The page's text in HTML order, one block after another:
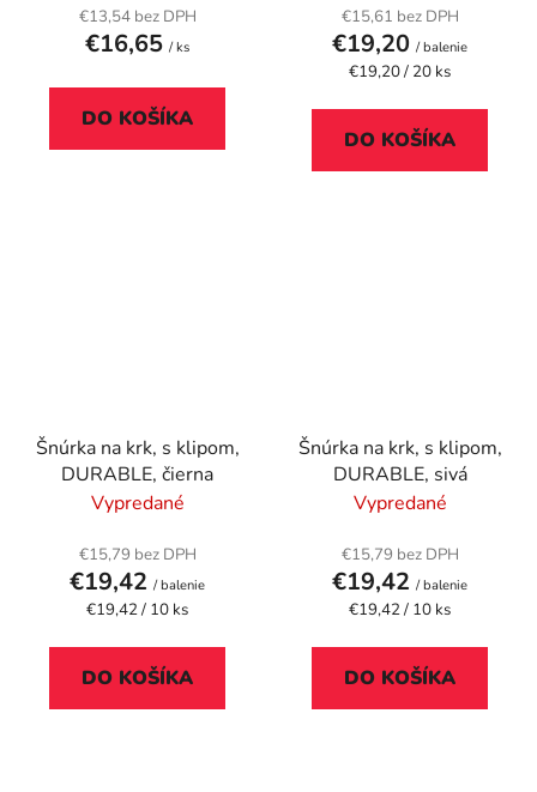
€13,54 bez DPH
€16,65 / ks
DO KOŠÍKA
€15,61 bez DPH
€19,20 / balenie
Jednotková
€19,20 / 20 ks
DO KOŠÍKA
Šnúrka na krk, s klipom,
DURABLE, čierna
Vypredané
€15,79 bez DPH
€19,42 / balenie
Jednotková
€19,42 / 10 ks
DO KOŠÍKA
Šnúrka na krk, s klipom,
DURABLE, sivá
Vypredané
€15,79 bez DPH
€19,42 / balenie
Jednotková
€19,42 / 10 ks
DO KOŠÍKA